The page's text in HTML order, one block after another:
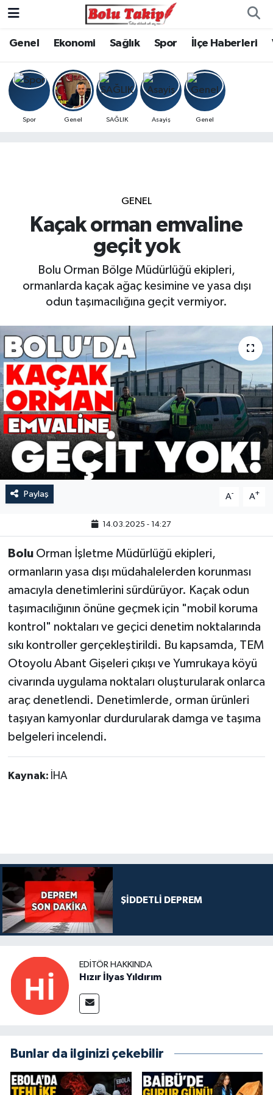
Genel Ekonomi Sağlık Spor İlçe Haberleri
Spor Genel SAĞLIK Asayiş Genel
GENEL
Kaçak orman emvaline
geçit yok
Bolu Orman Bölge Müdürlüğü ekipleri,
ormanlarda kaçak ağaç kesimine ve yasa dışı
odun taşımacılığına geçit vermiyor.
Paylaş A- A+
14.03.2025 - 14:27
BoluOrman İşletme Müdürlüğü ekipleri,
ormanların yasa dışı müdahalelerden korunması
amacıyla denetimlerini sürdürüyor. Kaçak odun
taşımacılığının önüne geçmek için "mobil koruma
kontrol" noktaları ve geçici denetim noktalarında
sıkı kontroller gerçekleştirildi. Bu kapsamda, TEM
Otoyolu Abant Gişeleri çıkışı ve Yumrukaya köyü
civarında uygulama noktaları oluşturularak onlarca
araç denetlendi. Denetimlerde, orman ürünleri
taşıyan kamyonlar durdurularak damga ve taşıma
belgeleri incelendi.
Kaynak: İHA
ŞİDDETLİ DEPREM
EDITÖR HAKKINDA
Hızır İlyas Yıldırım
Bunlar da ilginizi çekebilir